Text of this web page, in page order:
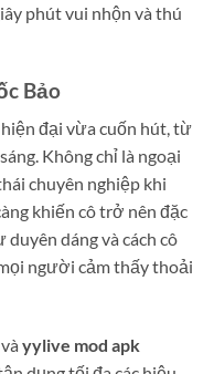
phút vui nhộn và thú
Bảo
đại vừa cuốn hút, từ
Không chỉ là ngoại
chuyên nghiệp khi
khiến cô trở nên đặc
dáng và cách cô
người cảm thấy thoải
và yylive mod apk